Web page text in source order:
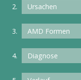
Ursachen
AMD Formen
Diagnose